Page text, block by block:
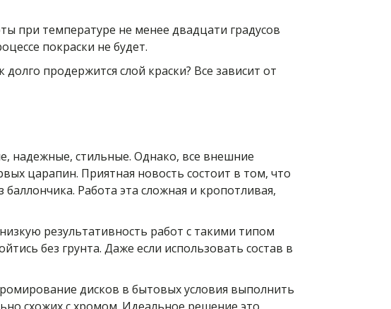
при температуре не менее двадцати градусов
покраски не будет.
продержится слой краски? Все зависит от
надежные, стильные. Однако, все внешние
царапин. Приятная новость состоит в том, что
Работа эта сложная и кропотливая,
результативность работ с такими типом
без грунта. Даже если использовать состав в
дисков в бытовых условия выполнить